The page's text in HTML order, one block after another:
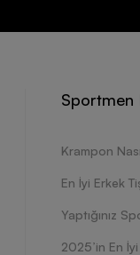
Sportmen
En İyi Erkek
Yaptığınız
2025’in En